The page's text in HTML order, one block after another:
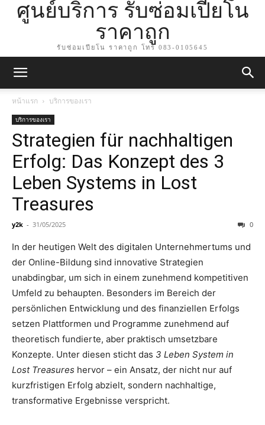
ศูนย์บริการ รับซ่อมเปียโน
ราคาถูก
รับซ่อมเปียโน ราคาถูก โทร 083-0105645
หน้าแรก บริการของเรา
บริการของเรา
Strategien für nachhaltigen
Erfolg: Das Konzept des 3
Leben Systems in Lost
Treasures
y2k - 31/05/2025 0
In der heutigen Welt des digitalen Unternehmertums und
der Online-Bildung sind innovative Strategien
unabdingbar, um sich in einem zunehmend kompetitiven
Umfeld zu behaupten. Besonders im Bereich der
persönlichen Entwicklung und des finanziellen Erfolgs
setzen Plattformen und Programme zunehmend auf
theoretisch fundierte, aber praktisch umsetzbare
Konzepte. Unter diesen sticht das 3 Leben System in
Lost Treasures hervor – ein Ansatz, der nicht nur auf
kurzfristigen Erfolg abzielt, sondern nachhaltige,
transformative Ergebnisse verspricht.